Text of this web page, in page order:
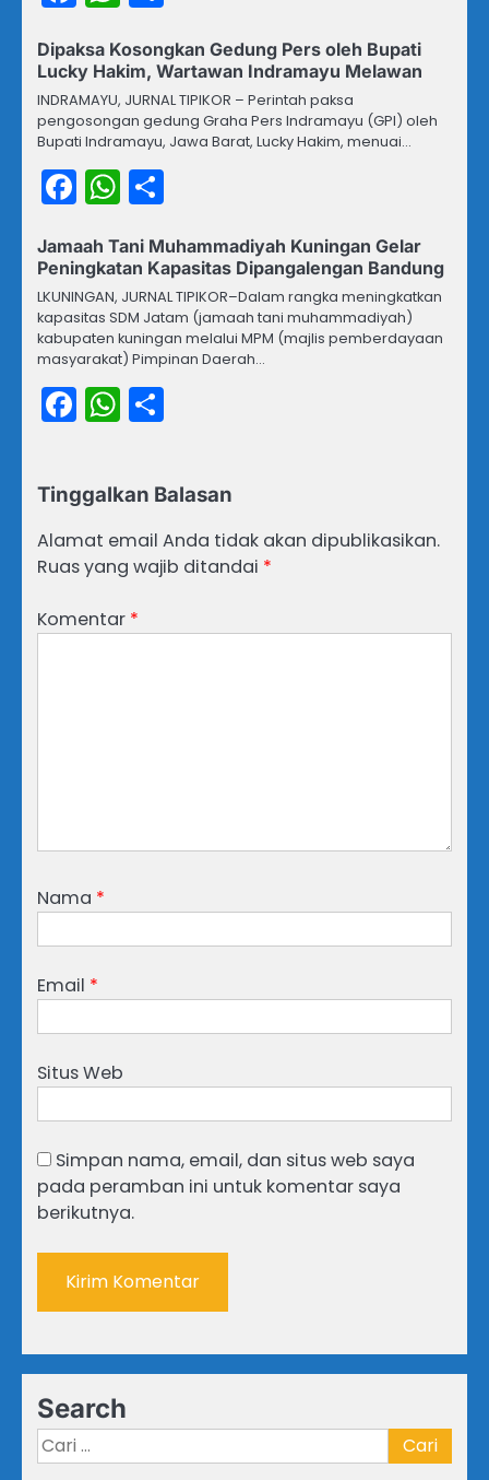
Dipaksa Kosongkan Gedung Pers oleh Bupati
Lucky Hakim, Wartawan Indramayu Melawan
INDRAMAYU, JURNAL TIPIKOR – Perintah paksa
pengosongan gedung Graha Pers Indramayu (GPI) oleh
Bupati Indramayu, Jawa Barat, Lucky Hakim, menuai…
Facebook
WhatsApp
Jamaah Tani Muhammadiyah Kuningan Gelar
Peningkatan Kapasitas Dipangalengan Bandung
LKUNINGAN, JURNAL TIPIKOR–Dalam rangka meningkatkan
kapasitas SDM Jatam (jamaah tani muhammadiyah)
kabupaten kuningan melalui MPM (majlis pemberdayaan
masyarakat) Pimpinan Daerah…
Facebook
WhatsApp
Tinggalkan Balasan
Alamat email Anda tidak akan dipublikasikan.
Ruas yang wajib ditandai *
Komentar *
Nama *
Email *
Situs Web
Simpan nama, email, dan situs web saya
pada peramban ini untuk komentar saya
berikutnya.
Search
Cari
untuk: